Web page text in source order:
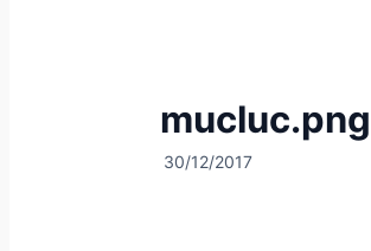
mucluc.png
30/12/2017